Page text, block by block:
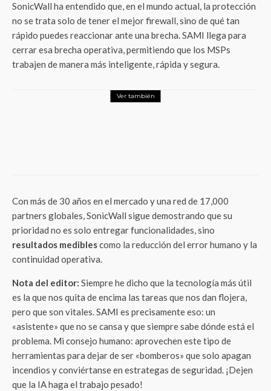
SonicWall ha entendido que, en el mundo actual, la protección
no se trata solo de tener el mejor firewall, sino de qué tan
rápido puedes reaccionar ante una brecha. SAMI llega para
cerrar esa brecha operativa, permitiendo que los MSPs
trabajen de manera más inteligente, rápida y segura.
Ver también
Con más de 30 años en el mercado y una red de 17,000
partners globales, SonicWall sigue demostrando que su
prioridad no es solo entregar funcionalidades, sino
resultados mediblescomo la reducción del error humano y la
continuidad operativa.
Nota del editor: Siempre he dicho que la tecnología más útil
es la que nos quita de encima las tareas que nos dan flojera,
pero que son vitales. SAMI es precisamente eso: un
«asistente» que no se cansa y que siempre sabe dónde está el
problema. Mi consejo humano: aprovechen este tipo de
herramientas para dejar de ser «bomberos» que solo apagan
incendios y conviértanse en estrategas de seguridad. ¡Dejen
que la IA haga el trabajo pesado!